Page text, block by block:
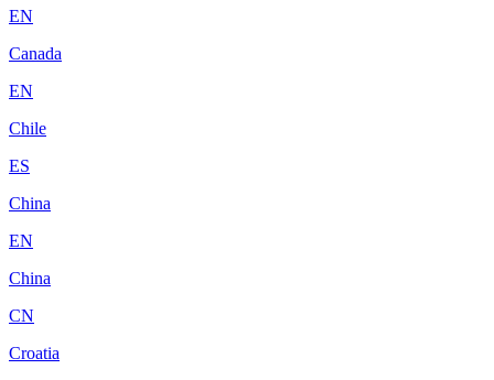
EN
Canada
EN
Chile
ES
China
EN
China
CN
Croatia